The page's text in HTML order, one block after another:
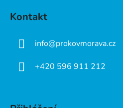
Kontakt
info@prokovmorava.cz
+420 596 911 212